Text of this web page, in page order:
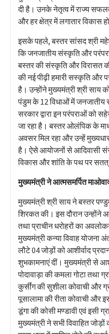
दी है। उनके नेतृत्व में राज्य
और हर क्षेत्र में लगातार विकास
इसके पहले, बस्तर सांसद श्री
कि जनजातीय संस्कृति और
बस्तर की संस्कृति और विरासत
की नई पीढ़ी हमारी सस्कृति
है। उन्होंने मुख्यमंत्री श्री साय
पंडुम के 12 विधाओं में जनजातीय
सरकार द्वारा इन परंपराओं को
जा रहा है। बस्तर ओलंपिक के
अवसर मिल रहा और उन्हें
है। ऐसे आयोजनों से आदिवासी
विकास और शांति के पथ पर
मुख्यमंत्री ने आत्मसमर्पित
मुख्यमंत्री श्री साय ने बस्तर
शिरकत की। इस दौरान उन्होंने
तथा प्राचीन धरोहरों का
मुख्यमंत्री कन्या विवाह योजना
लौटे 04 जोड़ों को आशीर्वाद
शुभकामनाएं दीं। मुख्यमंत्री से
पोदावाड़ा की कमला गोटा तथा
कुर्सींग की सुशीला कोवाची और
पूसालामा की रीता कोवाची और
डूंगा की कोसी मण्डावी एवं इसी
मुख्यमंत्री ने सभी विवाहित